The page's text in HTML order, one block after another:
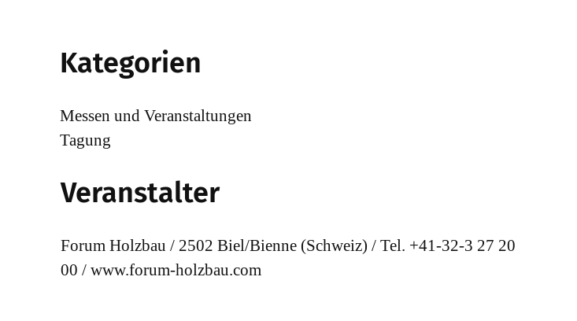
Kategorien
Messen und Veranstaltungen
Tagung
Veranstalter
Forum Holzbau / 2502 Biel/Bienne (Schweiz) / Tel. +41-32-3 27 20
00 / www.forum-holzbau.com